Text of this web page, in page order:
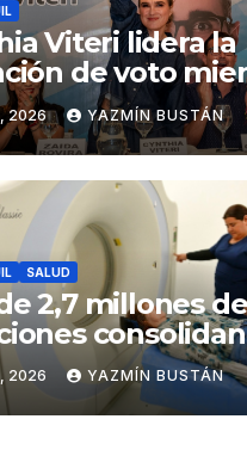
Viteri lidera la
de voto
Guschmer
AtlasIntel
2026 YAZMÍN BUSTÁN
SALUD
2,7 millones de
de salud
2026 YAZMÍN BUSTÁN